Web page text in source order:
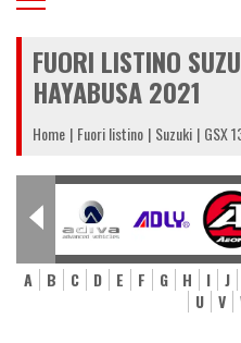
FUORI LISTINO
HAYABUSA 2021
Home Fuori listino Suzuki GSX
A B C D E F G H I J
U
V